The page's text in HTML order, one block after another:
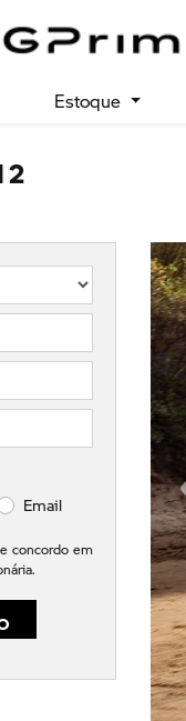
Estoque
Email
e concordo em